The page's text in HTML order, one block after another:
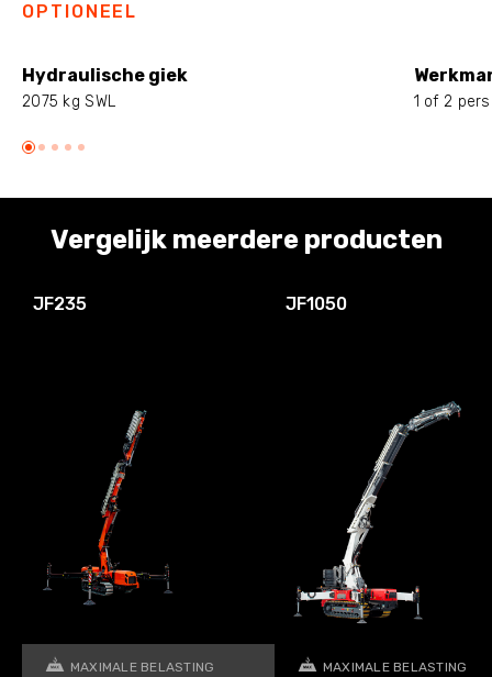
OPTIONEEL
Hydraulische giek
2075 kg SWL 1 of 2
Vergelijk meerdere producten
JF235
MAXIMALE BELASTING
JF1050
MAXIMALE BELASTING